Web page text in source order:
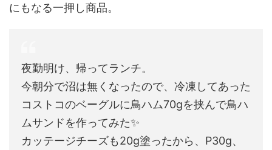
にもなる一押し商品。
夜勤明け、帰ってランチ。
今朝分で沼は無くなったので、冷凍してあった
コストコのベーグルに鳥ハム70gを挟んで鳥ハ
ムサンドを作ってみた✨
カッテージチーズも20g塗ったから、P30g、